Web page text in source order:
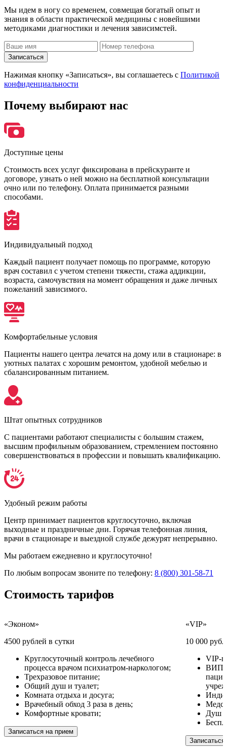
Мы идем в ногу со временем, совмещая богатый опыт и
знания в области практической медицины с новейшими
методиками диагностики и лечения зависимстей.
Записаться
Нажимая кнопку «Записаться», вы соглашаетесь с Политикой
конфиденциальности
Почему выбирают нас
Доступные цены
Стоимость всех услуг фиксирована в прейскуранте и
договоре, узнать о ней можно на бесплатной консультации
очно или по телефону. Оплата принимается разными
способами.
Индивидуальный подход
Каждый пациент получает помощь по программе, которую
врач составил с учетом степени тяжести, стажа аддикции,
возраста, самочувствия на момент обращения и даже личных
пожеланий зависимого.
Комфортабельные условия
Пациенты нашего центра лечатся на дому или в стационаре: в
уютных палатах с хорошим ремонтом, удобной мебелью и
сбалансированным питанием.
Штат опытных сотрудников
С пациентами работают специалисты с большим стажем,
высшим профильным образованием, стремлением постоянно
совершенствоваться в профессии и повышать квалификацию.
Удобный режим работы
Центр принимает пациентов круглосуточно, включая
выходные и праздничные дни. Горячая телефонная линия,
врачи в стационаре и выездной службе дежурят непрерывно.
Мы работаем ежедневно и круглосуточно!
По любым вопросам звоните по телефону: 8 (800) 301-58-71
Стоимость тарифов
«Эконом»
4500 рублей в сутки
Круглосуточный контроль лечебного
процесса врачом психиатром-наркологом;
Трехразовое питание;
Общий душ и туалет;
Комната отдыха и досуга;
Врачебный обход 3 раза в день;
Комфортные кровати;
Записаться на прием
«VIP»
10 000
VIP-
ВИП
Душ и